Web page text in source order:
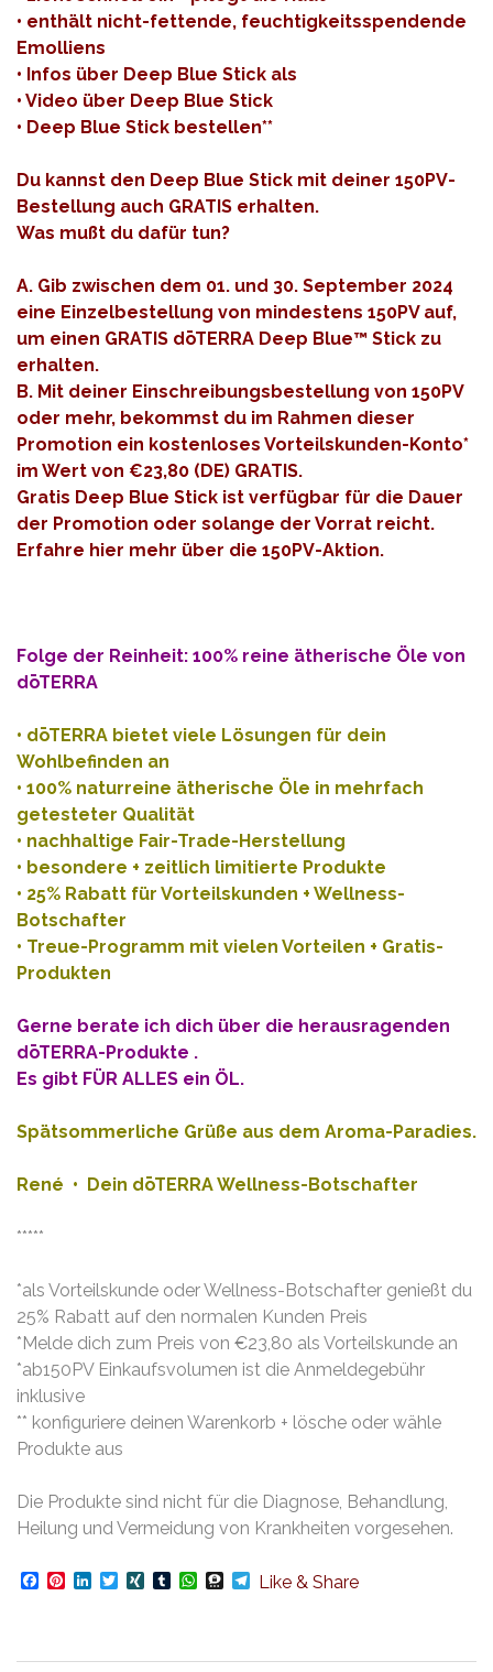
• enthält nicht-fettende, feuchtigkeitsspendende
Emolliens
• Infos über Deep Blue Stick als
• Video über Deep Blue Stick
• Deep Blue Stick bestellen**
Du kannst den Deep Blue Stick mit deiner 150PV-
Bestellung auch GRATIS erhalten.
Was mußt du dafür tun?
A. Gib zwischen dem 01. und 30. September 2024
eine Einzelbestellung von mindestens 150PV auf,
um einen GRATIS dōTERRA Deep Blue™ Stick zu
erhalten.
B. Mit deiner Einschreibungsbestellung von 150PV
oder mehr, bekommst du im Rahmen dieser
Promotion ein kostenloses Vorteilskunden-Konto*
im Wert von €23,80 (DE) GRATIS.
Gratis Deep Blue Stick ist verfügbar für die Dauer
der Promotion oder solange der Vorrat reicht.
Erfahre hier mehr über die 150PV-Aktion.
Folge der Reinheit: 100% reine ätherische Öle von
dōTERRA
• dōTERRA bietet viele Lösungen für dein
Wohlbefinden an
• 100% naturreine ätherische Öle in mehrfach
getesteter Qualität
• nachhaltige Fair-Trade-Herstellung
• besondere + zeitlich limitierte Produkte
• 25% Rabatt für Vorteilskunden + Wellness-
Botschafter
• Treue-Programm mit vielen Vorteilen + Gratis-
Produkten
Gerne berate ich dich über die herausragenden
dōTERRA-Produkte .
Es gibt FÜR ALLES ein ÖL.
Spätsommerliche Grüße aus dem Aroma-Paradies.
René • Dein dōTERRA Wellness-Botschafter
*****
*als Vorteilskunde oder Wellness-Botschafter genießt du
25% Rabatt auf den normalen Kunden Preis
*Melde dich zum Preis von €23,80 als Vorteilskunde an
*ab150PV Einkaufsvolumen ist die Anmeldegebühr
inklusive
** konfiguriere deinen Warenkorb + lösche oder wähle
Produkte aus
Die Produkte sind nicht für die Diagnose, Behandlung,
Heilung und Vermeidung von Krankheiten vorgesehen.
Facebook
Pinterest
LinkedIn
TwitterXINGTumblrWhatsApp
Threema
Telegram
Like & Share